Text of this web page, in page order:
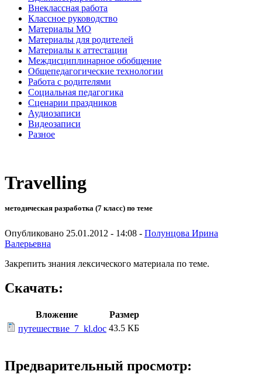
Внеклассная работа
Классное руководство
Материалы МО
Материалы для родителей
Материалы к аттестации
Междисциплинарное обобщение
Общепедагогические технологии
Работа с родителями
Социальная педагогика
Сценарии праздников
Аудиозаписи
Видеозаписи
Разное
Travelling
методическая разработка (7 класс) по теме
Опубликовано 25.01.2012 - 14:08 - Полунцова Ирина
Валерьевна
Закрепить знания лексического материала по теме.
Скачать:
Вложение
Размер
путешествие_7_kl.doc 43.5 КБ
Предварительный просмотр: